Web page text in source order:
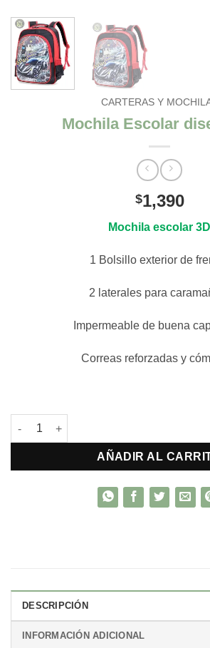
CARTERAS Y
Mochila Escolar
$1,390
Mochila escolar 3D
1 Bolsillo exterior de
2 laterales para
Impermeable de buena
Correas reforzadas y
Mochila Escolar diseño 3D cantidad
AÑADIR AL
DESCRIPCIÓN
INFORMACIÓN ADICIONAL